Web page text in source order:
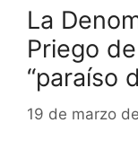
La
Priego
“paraíso
19 de marzo